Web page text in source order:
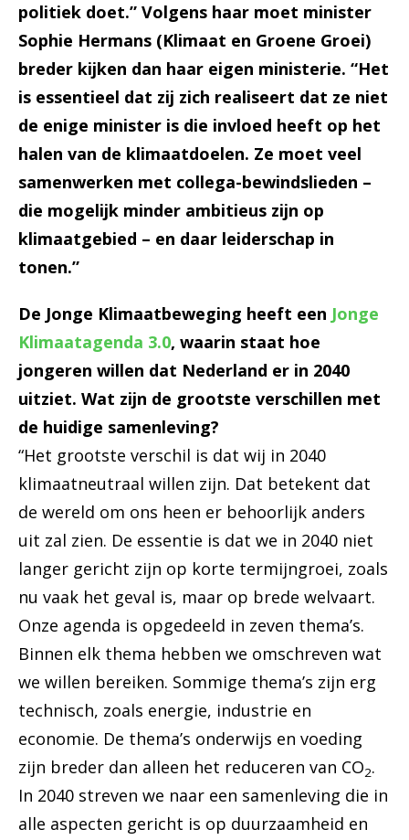
politiek doet.” Volgens haar moet minister
Sophie Hermans (Klimaat en Groene Groei)
breder kijken dan haar eigen ministerie. “Het
is essentieel dat zij zich realiseert dat ze niet
de enige minister is die invloed heeft op het
halen van de klimaatdoelen. Ze moet veel
samenwerken met collega-bewindslieden –
die mogelijk minder ambitieus zijn op
klimaatgebied – en daar leiderschap in
tonen.”
De Jonge Klimaatbeweging heeft een Jonge
Klimaatagenda 3.0, waarin staat hoe
jongeren willen dat Nederland er in 2040
uitziet. Wat zijn de grootste verschillen met
de huidige samenleving?
“Het grootste verschil is dat wij in 2040
klimaatneutraal willen zijn. Dat betekent dat
de wereld om ons heen er behoorlijk anders
uit zal zien. De essentie is dat we in 2040 niet
langer gericht zijn op korte termijngroei, zoals
nu vaak het geval is, maar op brede welvaart.
Onze agenda is opgedeeld in zeven thema’s.
Binnen elk thema hebben we omschreven wat
we willen bereiken. Sommige thema’s zijn erg
technisch, zoals energie, industrie en
economie. De thema’s onderwijs en voeding
zijn breder dan alleen het reduceren van CO2.
In 2040 streven we naar een samenleving die in
alle aspecten gericht is op duurzaamheid en